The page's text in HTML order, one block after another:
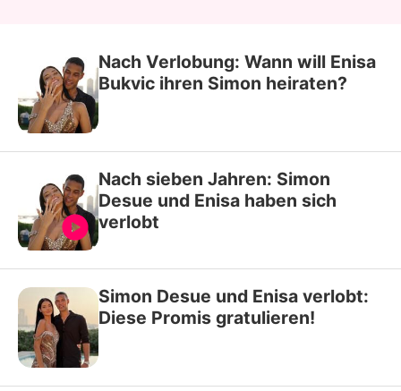
Nach Verlobung: Wann will Enisa
Bukvic ihren Simon heiraten?
Nach sieben Jahren: Simon
Desue und Enisa haben sich
verlobt
Simon Desue und Enisa verlobt:
Diese Promis gratulieren!